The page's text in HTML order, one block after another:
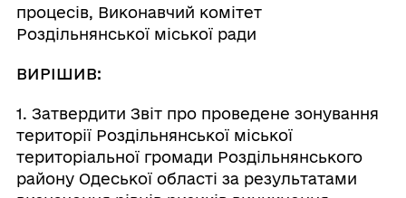
процесів, Виконавчий комітет
Роздільнянської міської ради
ВИРІШИВ:
1. Затвердити Звіт про проведене зонування
території Роздільнянської міської
територіальної громади Роздільнянського
району Одеської області за результатами